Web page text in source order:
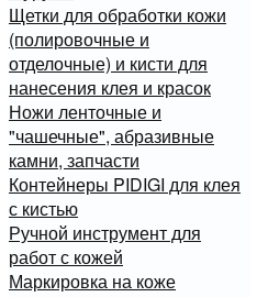
Щетки для обработки кожи
(полировочные и
отделочные) и кисти для
нанесения клея и красок
Ножи ленточные и
"чашечные", абразивные
камни, запчасти
Контейнеры PIDIGI для клея
с кистью
Ручной инструмент для
работ с кожей
Маркировка на коже